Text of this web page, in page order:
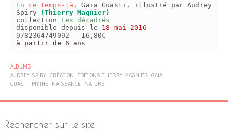
En ce temps-là , Gaia Guasti, illustré par Audrey
Spiry
(Thierry Magnier)
collection Les décadrés
disponible depuis le 18 mai 2016
9782364749092 – 16,80€
à partir de 6 ans
ALBUMS
AUDREY SPIRY CRÉATION ÉDITIONS THIERRY MAGNIER GAIA
GUASTI
MYTHE NAISSANCE NATURE
Rechercher sur le site